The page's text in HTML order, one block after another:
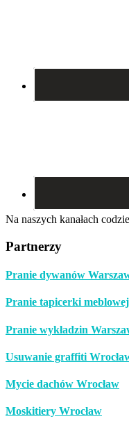
Na naszych kanałach
Partnerzy
Pranie dywanów
Pranie tapicerki
Pranie wykładzin
Usuwanie graffiti
Mycie dachów Wrocław
Moskitiery Wrocław